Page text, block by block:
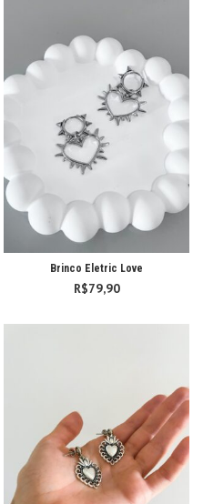
Brinco Eletric Love
R$79,90